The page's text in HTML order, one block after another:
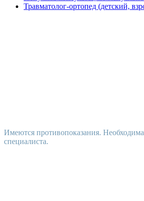
Травматолог-ортопед (детский,
Имеются противопоказания. Необходима
специалиста.